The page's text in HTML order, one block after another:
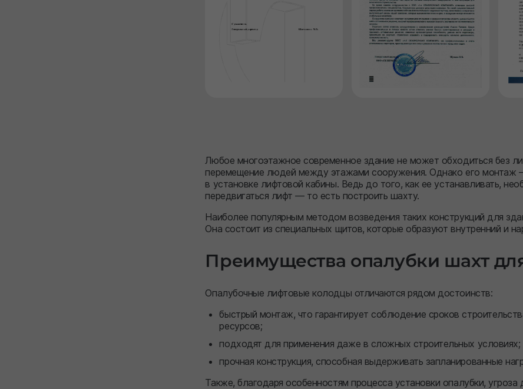
Любое многоэтажное современное здание не может обходиться без
перемещение людей между этажами сооружения. Однако его
в установке лифтовой кабины. Ведь до того, как ее устанавливать,
передвигаться лифт — то есть построить шахту.
Наиболее популярным методом возведения таких конструкций для
Она состоит из специальных щитов, которые образуют внутренний и
Преимущества опалубки шахт
Опалубочные лифтовые колодцы отличаются рядом достоинств:
быстрый монтаж, что гарантирует соблюдение сроков
ресурсов;
подходят для применения даже в сложных строительных условиях;
прочная конструкция, способная выдерживать запланированные
Также, благодаря особенностям процесса установки опалубки,